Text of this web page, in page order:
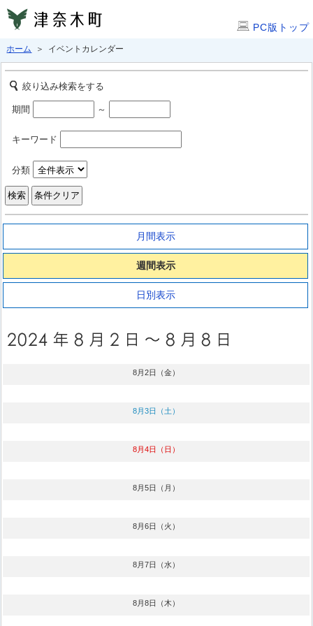
PC版トップ
ホーム ＞ イベントカレンダー
絞り込み検索をする
期間 ～
キーワード
分類
月間表示
週間表示
日別表示
8月2日（金）
8月3日（土）
8月4日（日）
8月5日（月）
8月6日（火）
8月7日（水）
8月8日（木）